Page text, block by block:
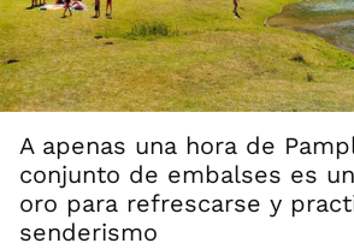
A apenas una hora de
conjunto de embalses es
oro para refrescarse y
senderismo